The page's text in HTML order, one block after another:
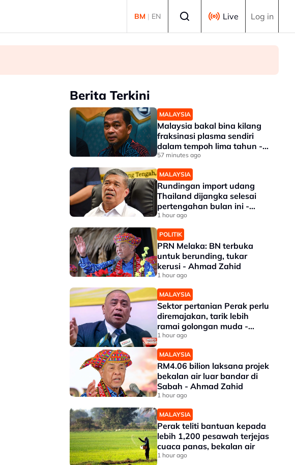
BM | EN Live Log in
Berita Terkini
MALAYSIA
Malaysia bakal bina kilang
fraksinasi plasma sendiri
dalam tempoh lima tahun -
KKM
57 minutes ago
MALAYSIA
Rundingan import udang
Thailand dijangka selesai
pertengahan bulan ini -
Mohamad
1 hour ago
POLITIK
PRN Melaka: BN terbuka
untuk berunding, tukar
kerusi - Ahmad Zahid
1 hour ago
MALAYSIA
Sektor pertanian Perak perlu
diremajakan, tarik lebih
ramai golongan muda -
Saarani
1 hour ago
MALAYSIA
RM4.06 bilion laksana projek
bekalan air luar bandar di
Sabah - Ahmad Zahid
1 hour ago
MALAYSIA
Perak teliti bantuan kepada
lebih 1,200 pesawah terjejas
cuaca panas, bekalan air
1 hour ago